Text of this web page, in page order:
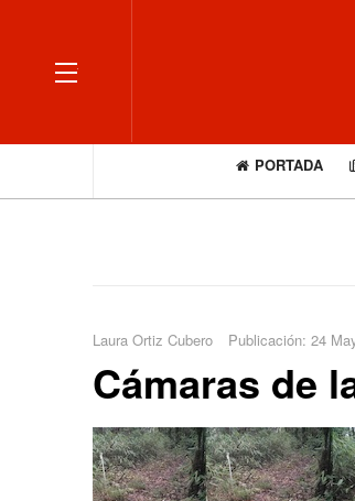
OFF CANVAS
PORTADA
Laura Ortiz Cubero Publicación: 24
Cámaras de